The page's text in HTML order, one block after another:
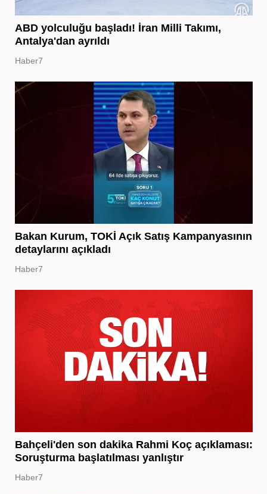
ABD yolculuğu başladı! İran Milli Takımı,
Antalya'dan ayrıldı
Haber7
Bakan Kurum, TOKİ Açık Satış Kampanyasının
detaylarını açıkladı
Haber7
Bahçeli'den son dakika Rahmi Koç açıklaması:
Soruşturma başlatılması yanlıştır
Haber7